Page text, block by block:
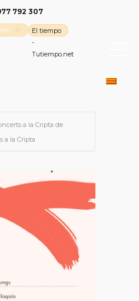
792 307
El tiempo
-
Tutiempo.net
a la Cripta de
a la Cripta